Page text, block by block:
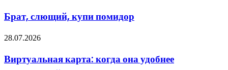
купи
помидор
Брат, слющий, купи помидор
Виртуальная
когда
она
28.07.2026
Виртуальная карта: когда она удобнее